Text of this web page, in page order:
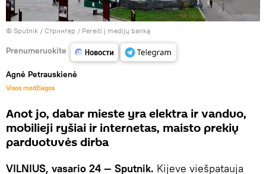
© Sputnik / Стрингер / Pereiti į medijų banką
Prenumeruokite
Agnė Petrauskienė
Visos medžiagos
Anot jo, dabar mieste yra elektra ir vanduo,
mobilieji ryšiai ir internetas, maisto prekių
parduotuvės dirba
VILNIUS, vasario 24 — Sputnik. Kijeve viešpatauja